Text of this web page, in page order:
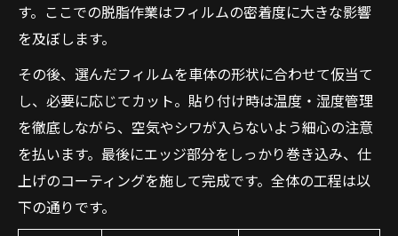
す。ここでの脱脂作業はフィルムの密着度に大きな影響
を及ぼします。
その後、選んだフィルムを車体の形状に合わせて仮当て
し、必要に応じてカット。貼り付け時は温度・湿度管理
を徹底しながら、空気やシワが入らないよう細心の注意
を払います。最後にエッジ部分をしっかり巻き込み、仕
上げのコーティングを施して完成です。全体の工程は以
下の通りです。